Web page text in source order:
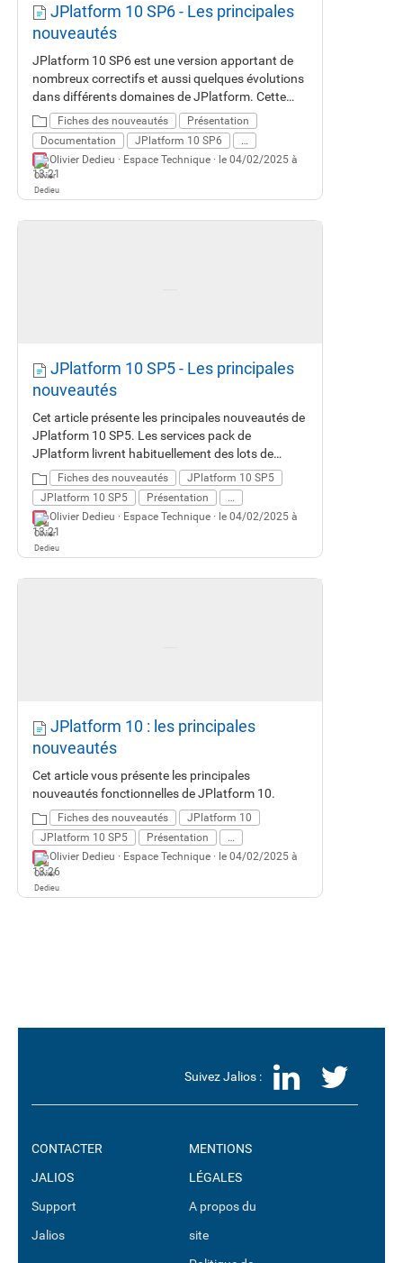
JPlatform 10 SP6 - Les principales
nouveautés
JPlatform 10 SP6 est une version apportant de
nombreux correctifs et aussi quelques évolutions
dans différents domaines de JPlatform. Cette
fiche vous décrit les principales nouveautés.
Fiches des nouveautés
Présentation
Documentation
JPlatform 10 SP6
…
Olivier Dedieu · Espace Technique · le 04/02/2025 à
13:21
JPlatform 10 SP5 - Les principales
nouveautés
Cet article présente les principales nouveautés de
JPlatform 10 SP5. Les services pack de
JPlatform livrent habituellement des lots de
correctifs et de petites évolutions fonctionnelles
et techniques. JPlatform 10 SP5 est une release
importante. Elle intègre plus de 260 correctifs de
bugs, plus de 190 améliorations et une trentaine
de nouveautés. JPlatform 10 SP5 apporte un
renouveau important sur l'UX/UI avec des
nouvelles interfaces simplifiées, épurées et plus
Fiches des nouveautés
JPlatform 10 SP5
JPlatform 10 SP5
Présentation
…
Olivier Dedieu · Espace Technique · le 04/02/2025 à
13:21
JPlatform 10 : les principales
nouveautés
Cet article vous présente les principales
nouveautés fonctionnelles de JPlatform 10.
Fiches des nouveautés
JPlatform 10
JPlatform 10 SP5
Présentation
…
Olivier Dedieu · Espace Technique · le 04/02/2025 à
13:26
Suivez Jalios :
CONTACTER
JALIOS
Support
Jalios
MENTIONS
LÉGALES
A propos du
site